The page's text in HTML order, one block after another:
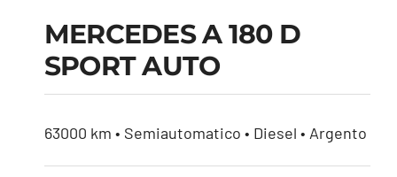
MERCEDES A 180 D
MERCEDES A 180 D
SPORT AUTO
63000 km • Semiautomatico • Diesel • Argento